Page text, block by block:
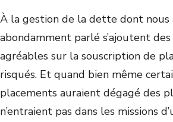
À la gestion de la dette dont nous
abondamment parlé s’ajoutent
agréables sur la souscription de
risqués. Et quand bien même
placements auraient dégagé des
n’entraient pas dans les missions